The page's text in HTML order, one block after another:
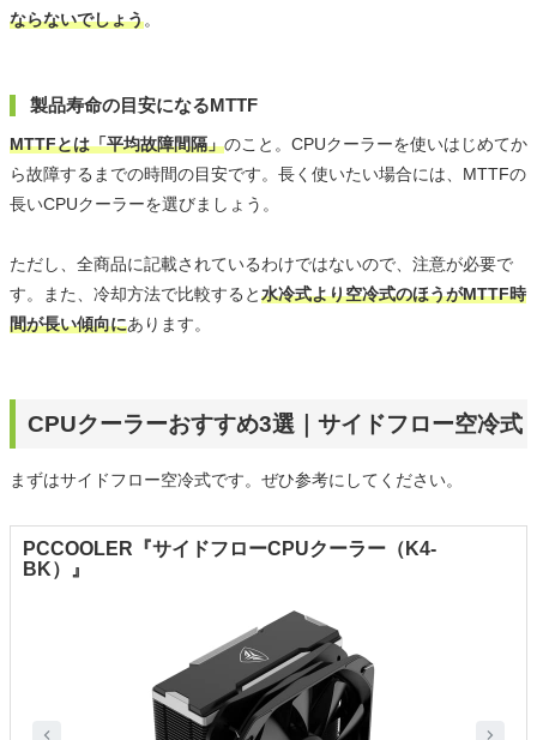
ならないでしょう。
製品寿命の目安になるMTTF
MTTFとは「平均故障間隔」のこと。CPUクーラーを使いはじめてか
ら故障するまでの時間の目安です。長く使いたい場合には、MTTFの
長いCPUクーラーを選びましょう。
ただし、全商品に記載されているわけではないので、注意が必要で
す。また、冷却方法で比較すると水冷式より空冷式のほうがMTTF時
間が長い傾向にあります。
CPUクーラーおすすめ3選｜サイドフロー空冷式
まずはサイドフロー空冷式です。ぜひ参考にしてください。
PCCOOLER『サイドフローCPUクーラー（K4-
BK）』